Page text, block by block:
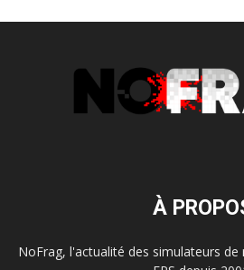
À
NoFrag, l'actualité des simulateurs